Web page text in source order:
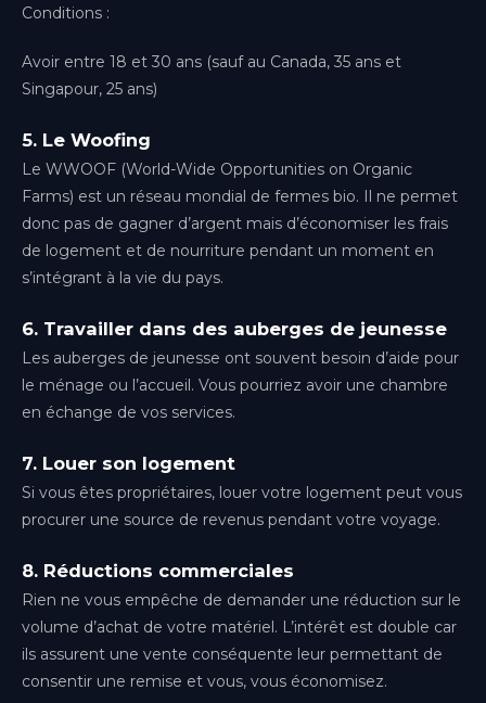
Conditions :
Avoir entre 18 et 30 ans (sauf au Canada, 35 ans et
Singapour, 25 ans)
5. Le Woofing
Le WWOOF (World-Wide Opportunities on Organic
Farms) est un réseau mondial de fermes bio. Il ne permet
donc pas de gagner d’argent mais d’économiser les frais
de logement et de nourriture pendant un moment en
s’intégrant à la vie du pays.
6. Travailler dans des auberges de jeunesse
Les auberges de jeunesse ont souvent besoin d’aide pour
le ménage ou l’accueil. Vous pourriez avoir une chambre
en échange de vos services.
7. Louer son logement
Si vous êtes propriétaires, louer votre logement peut vous
procurer une source de revenus pendant votre voyage.
8. Réductions commerciales
Rien ne vous empêche de demander une réduction sur le
volume d’achat de votre matériel. L’intérêt est double car
ils assurent une vente conséquente leur permettant de
consentir une remise et vous, vous économisez.